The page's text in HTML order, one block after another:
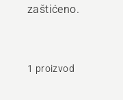
zaštićeno.
1 proizvod